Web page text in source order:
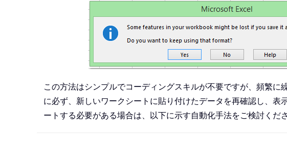
この方法はシンプルでコーディングスキルが不要ですが、頻繁
に必ず、新しいワークシートに貼り付けたデータを再確認し、
ートする必要がある場合は、以下に示す自動化手法をご検討くださ